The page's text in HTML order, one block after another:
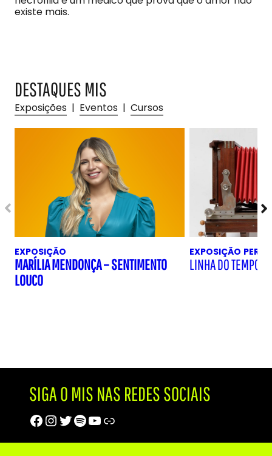
existe mais.
DESTAQUES MIS
Exposições | Eventos | Cursos
EXPOSIÇÃO
MARÍLIA MENDONÇA – SENTIMENTO
LOUCO
EXPOSIÇÃO
LINHA DO TEMPO
SIGA O MIS NAS REDES SOCIAIS
Facebook
Instagram
Twitter
Spotify
Youtube
Trip Advisor